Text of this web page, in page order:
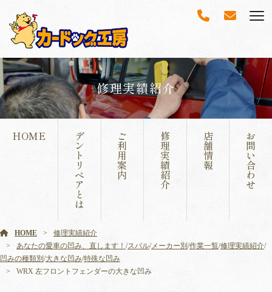
修理実績紹介
HOME デ
ン
ト
リ
ペ
ア
と
は
ご
利
用
案
内
修
理
実
績
紹
介
店
舗
情
報
お
問
い
合
わ
せ
HOME
修理実績紹介
あなたの愛車の凹み、直します！ /スバル/メーカー別 /作業一覧/修理実績紹介/
凹みの種類別 /大きな凹み/特殊な凹み
WRX 左フロントフェンダーの大きな凹み